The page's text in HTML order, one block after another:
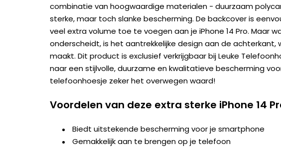
combinatie van hoogwaardige materialen - duurzaam
sterke, maar toch slanke bescherming. De backcover is
veel extra volume toe te voegen aan je iPhone 14 Pro. Maar
onderscheidt, is het aantrekkelijke design aan de
maakt. Dit product is exclusief verkrijgbaar bij Leuke
naar een stijlvolle, duurzame en kwalitatieve bescherming
telefoonhoesje zeker het overwegen waard!
Voordelen van deze extra sterke iPhone 14
Biedt uitstekende bescherming voor je smartphone
Gemakkelijk aan te brengen op je telefoon